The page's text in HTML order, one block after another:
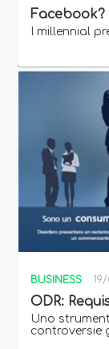
Facebook?
I millennial
BUSINESS
ODR:
Uno
controversie